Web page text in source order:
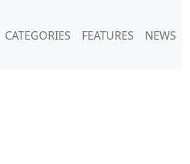
CATEGORIES FEATURES NEWS